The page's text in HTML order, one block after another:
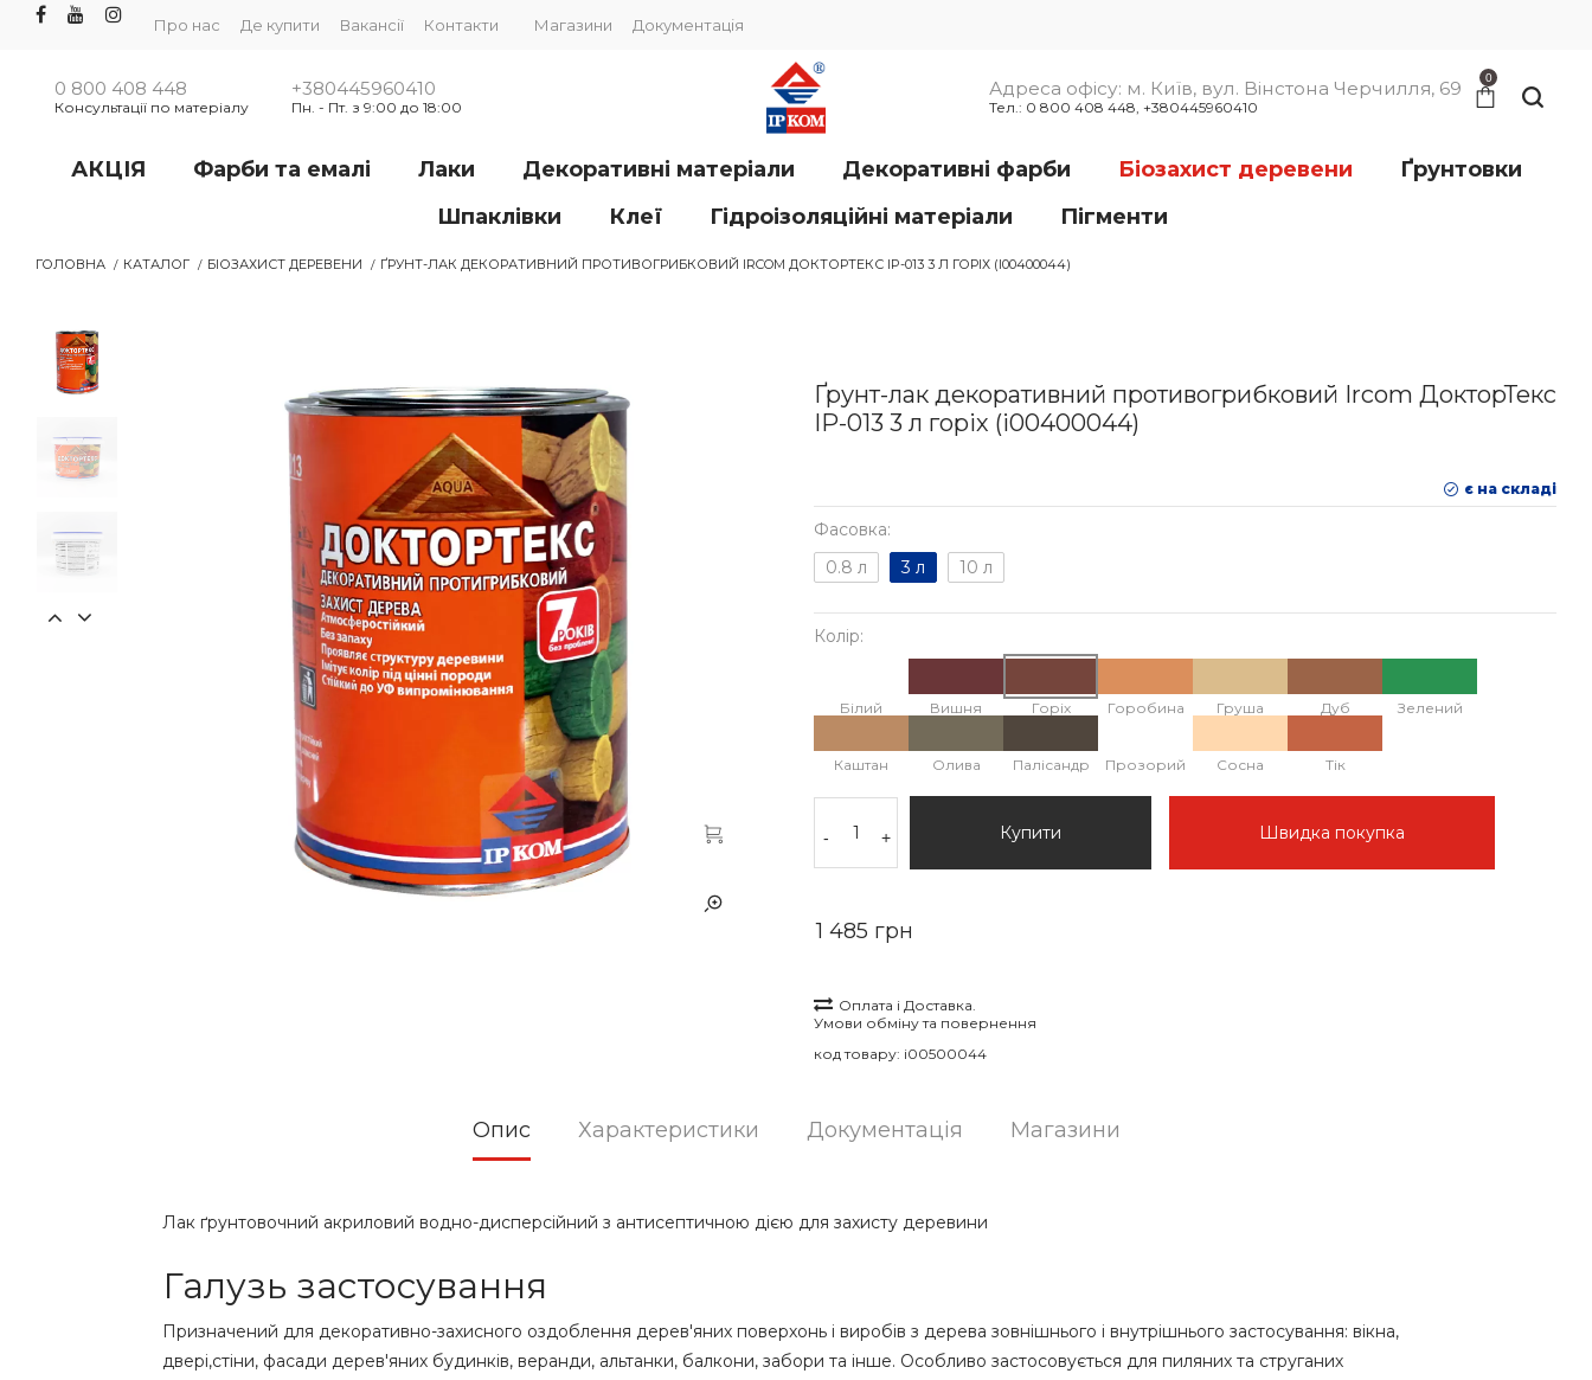
Про нас Де купити Вакансії Контакти Магазини Документація
0 800 408 448
Консультації по матеріалу
+380445960410
Пн. - Пт. з 9:00 до 18:00
Адреса офісу: м. Київ, вул. Вінстона Черчилля, 69
Тел.: 0 800 408 448, +380445960410
0
АКЦІЯ Фарби та емалі Лаки Декоративні матеріали Декоративні фарби Біозахист деревени
Ґрунтовки
Шпаклівки
Клеї Гідроізоляційні матеріали Пігменти
ГОЛОВНА КАТАЛОГ БІОЗАХИСТ ДЕРЕВЕНИ ҐРУНТ-ЛАК ДЕКОРАТИВНИЙ ПРОТИВОГРИБКОВИЙ IRCOM ДОКТОРТЕКС IP-013 3 Л ГОРІХ (I00400044)
Ґрунт-лак декоративний противогрибковий Ircom ДокторТекс
IP-013 3 л горіх (i00400044)
є на складі
Фасовка:
0.8 л
3 л 10 л
Колір:
Білий Вишня Горіх Горобина Груша Дуб Зелений
Каштан Олива Палісандр Прозорий Сосна Тік
- + Купити Швидка покупка
1 485 грн
Оплата і Доставка.
Умови обміну та повернення
код товару: i00500044
Опис Характеристики Документація Магазини
Лак ґрунтовочний акриловий водно-дисперсійний з антисептичною дією для захисту деревини
Галузь застосування
Призначений для декоративно-захисного оздоблення дерев'яних поверхонь і виробів з дерева зовнішнього і внутрішнього застосування: вікна,
двері,стіни, фасади дерев'яних будинків, веранди, альтанки, балкони, забори та інше. Особливо застосовується для пиляних та струганих